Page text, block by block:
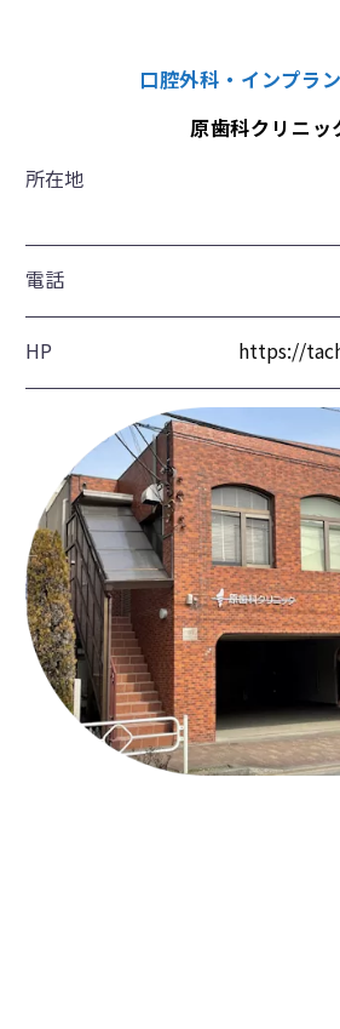
口腔外科・インプラ
原歯科クリニッ
所在地
電話
HP https://